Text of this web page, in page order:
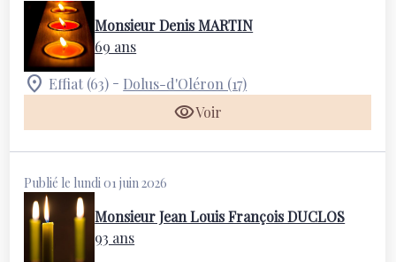
Monsieur Denis MARTIN
69 ans
Effiat (63) - Dolus-d'Oléron (17)
Voir
Publié le lundi 01 juin 2026
Monsieur Jean Louis François DUCLOS
93 ans